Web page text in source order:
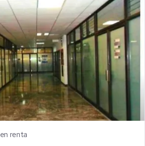
en renta